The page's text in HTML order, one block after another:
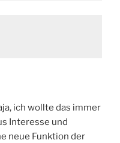
ich wollte das immer
Interesse und
neue Funktion der